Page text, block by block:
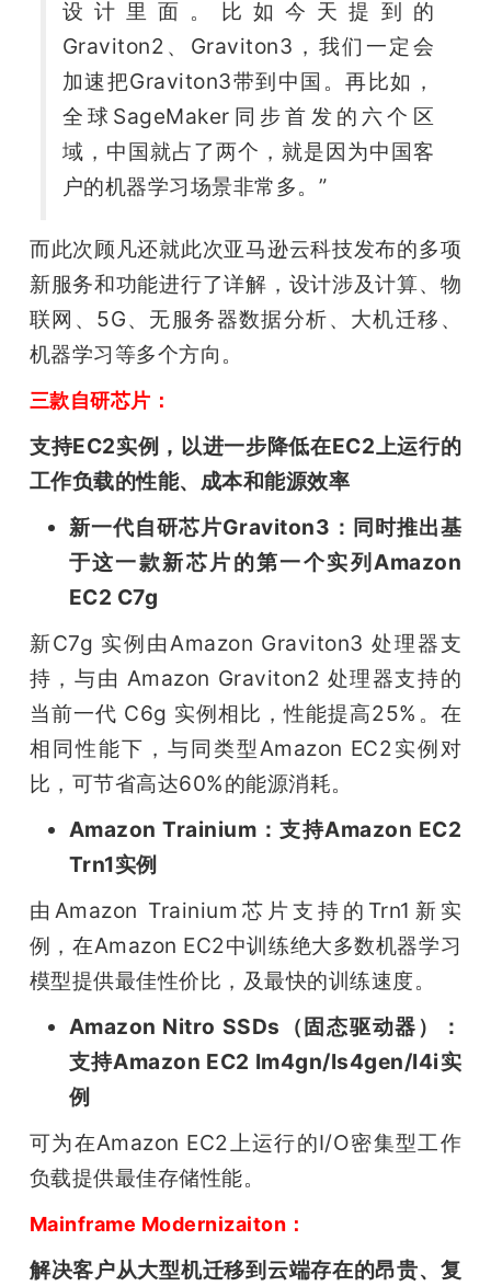
设计里面。比如今天提到的
Graviton2、Graviton3，我们一定会
加速把Graviton3带到中国。再比如，
全球SageMaker同步首发的六个区
域，中国就占了两个，就是因为中国客
户的机器学习场景非常多。”
而此次顾凡还就此次亚马逊云科技发布的多项
新服务和功能进行了详解，设计涉及计算、物
联网、5G、无服务器数据分析、大机迁移、
机器学习等多个方向。
三款自研芯片：
支持EC2实例，以进一步降低在EC2上运行的
工作负载的性能、成本和能源效率
新一代自研芯片Graviton3：同时推出基
于这一款新芯片的第一个实列Amazon
EC2 C7g
新C7g 实例由Amazon Graviton3 处理器支
持，与由 Amazon Graviton2 处理器支持的
当前一代 C6g 实例相比，性能提高25%。在
相同性能下，与同类型Amazon EC2实例对
比，可节省高达60%的能源消耗。
Amazon Trainium：支持Amazon EC2
Trn1实例
由Amazon Trainium芯片支持的Trn1新实
例，在Amazon EC2中训练绝大多数机器学习
模型提供最佳性价比，及最快的训练速度。
Amazon Nitro SSDs（固态驱动器）：
支持Amazon EC2 Im4gn/Is4gen/I4i实
例
可为在Amazon EC2上运行的I/O密集型工作
负载提供最佳存储性能。
Mainframe Modernizaiton：
解决客户从大型机迁移到云端存在的昂贵、复